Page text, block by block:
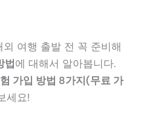
여행 출발 전 꼭 준비해
법에 대해서 알아봅니다.
가입 방법 8가지(무료 가
세요!